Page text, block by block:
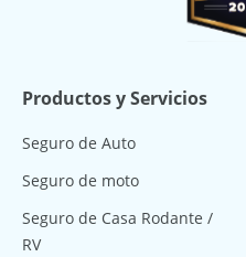
Productos y Servicios
Seguro de Auto
Seguro de moto
Seguro de Casa Rodante /
RV